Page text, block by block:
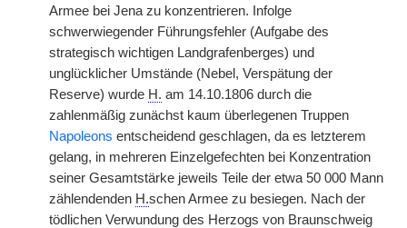
Armee bei Jena zu konzentrieren. Infolge
schwerwiegender Führungsfehler (Aufgabe des
strategisch wichtigen Landgrafenberges) und
unglücklicher Umstände (Nebel, Verspätung der
Reserve) wurde H. am 14.10.1806 durch die
zahlenmäßig zunächst kaum überlegenen Truppen
Napoleons entscheidend geschlagen, da es letzterem
gelang, in mehreren Einzelgefechten bei Konzentration
seiner Gesamtstärke jeweils Teile der etwa 50 000 Mann
zählendenden H.schen Armee zu besiegen. Nach der
tödlichen Verwundung des Herzogs von Braunschweig